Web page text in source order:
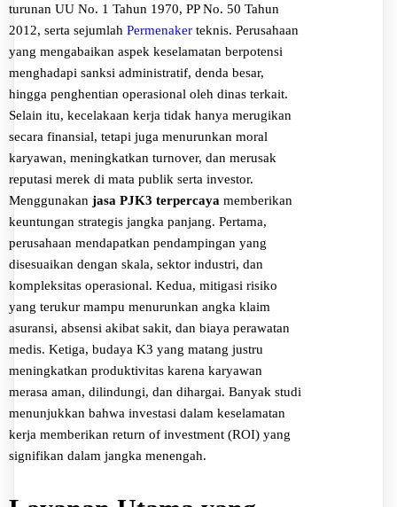
turunan UU No. 1 Tahun 1970, PP No. 50 Tahun
2012, serta sejumlah Permenaker teknis. Perusahaan
yang mengabaikan aspek keselamatan berpotensi
menghadapi sanksi administratif, denda besar,
hingga penghentian operasional oleh dinas terkait.
Selain itu, kecelakaan kerja tidak hanya merugikan
secara finansial, tetapi juga menurunkan moral
karyawan, meningkatkan turnover, dan merusak
reputasi merek di mata publik serta investor.
Menggunakan jasa PJK3 terpercaya memberikan
keuntungan strategis jangka panjang. Pertama,
perusahaan mendapatkan pendampingan yang
disesuaikan dengan skala, sektor industri, dan
kompleksitas operasional. Kedua, mitigasi risiko
yang terukur mampu menurunkan angka klaim
asuransi, absensi akibat sakit, dan biaya perawatan
medis. Ketiga, budaya K3 yang matang justru
meningkatkan produktivitas karena karyawan
merasa aman, dilindungi, dan dihargai. Banyak studi
menunjukkan bahwa investasi dalam keselamatan
kerja memberikan return of investment (ROI) yang
signifikan dalam jangka menengah.